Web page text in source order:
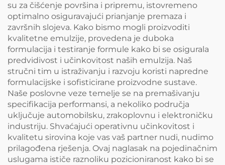
su za čišćenje površina i pripremu, istovremeno
optimalno osiguravajući prianjanje premaza i
završnih slojeva. Kako bismo mogli proizvoditi
kvalitetne emulzije, provedena je duboka
formulacija i testiranje formule kako bi se osigurala
predvidivost i učinkovitost naših emulzija. Naš
stručni tim u istraživanju i razvoju koristi napredne
formulacijske i sofisticirane proizvodne sustave.
Naše poslovne veze temelje se na premašivanju
specifikacija performansi, a nekoliko područja
uključuje automobilsku, zrakoplovnu i elektroničku
industriju. Shvaćajući operativnu učinkovitost i
kvalitetu sirovina koje vas vaš partner nudi, nudimo
prilagođena rješenja. Ovaj naglasak na pojedinačnim
uslugama ističe raznoliku pozicioniranost kako bi se